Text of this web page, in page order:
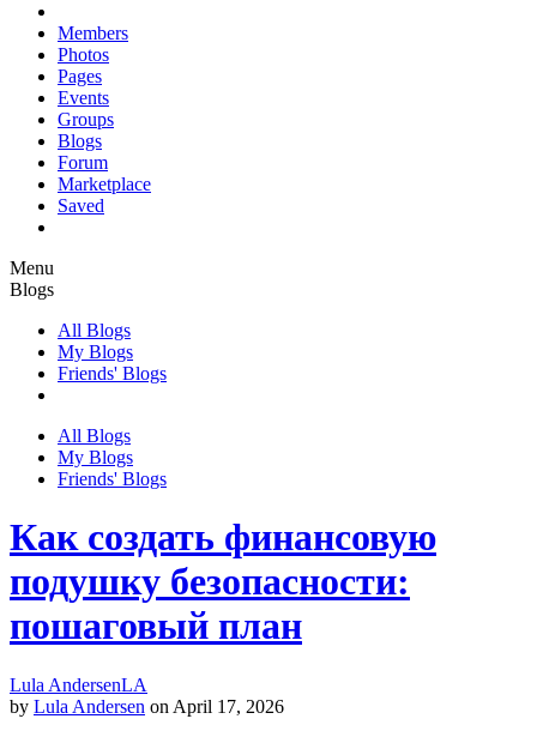
Members
Photos
Pages
Events
Groups
Blogs
Forum
Marketplace
Saved
Menu
Blogs
All Blogs
My Blogs
Friends' Blogs
All Blogs
My Blogs
Friends' Blogs
Как создать финансовую
подушку безопасности:
пошаговый план
Lula AndersenLA
by Lula Andersen on April 17, 2026